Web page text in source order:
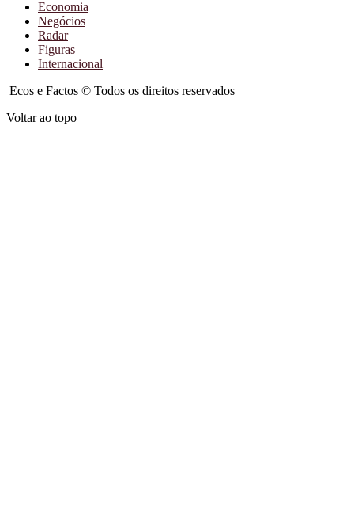
Economia
Negócios
Radar
Figuras
Internacional
Ecos e Factos © Todos os direitos reservados
Voltar ao topo